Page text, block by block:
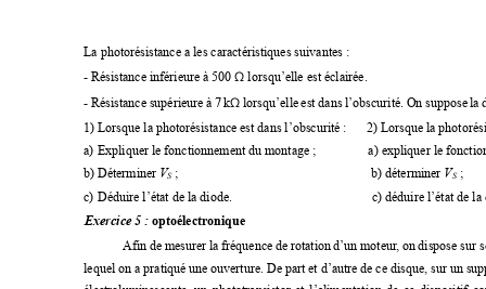
La photorésistance a les caractéristiques suivantes :
- Résistance inférieure à 500 Ω lorsqu’elle est éclairée.
- Résistance supérieure à 7 kΩ lorsqu’elle est dans l’obscurité. On suppose la
1) Lorsque la photorésistance est dans l’obscurité :      2) Lorsque la
a) Expliquer le fonctionnement du montage ;                a) expliquer le
b) Déterminer VS ;
    b) déterminer
VS ;
c) Déduire l’état de la diode.                                           c) déduire l’état de
Exercice 5 : optoélectronique
Afin de mesurer la fréquence de rotation d’un moteur, on dispose sur
lequel on a pratiqué une ouverture. De part et d’autre de ce disque, sur un